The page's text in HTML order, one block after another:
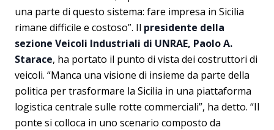
una parte di questo sistema: fare impresa in Sicilia
rimane difficile e costoso”. Il presidente della
sezione Veicoli Industriali di UNRAE, Paolo A.
Starace, ha portato il punto di vista dei costruttori di
veicoli. “Manca una visione di insieme da parte della
politica per trasformare la Sicilia in una piattaforma
logistica centrale sulle rotte commerciali”, ha detto. “Il
ponte si colloca in uno scenario composto da